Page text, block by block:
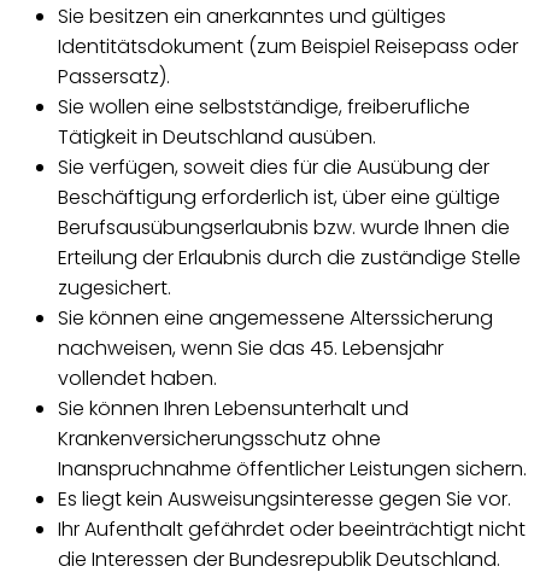
Sie besitzen ein anerkanntes und gültiges
Identitätsdokument (zum Beispiel Reisepass oder
Passersatz).
Sie wollen eine selbstständige, freiberufliche
Tätigkeit in Deutschland ausüben.
Sie verfügen, soweit dies für die Ausübung der
Beschäftigung erforderlich ist, über eine gültige
Berufsausübungserlaubnis bzw. wurde Ihnen die
Erteilung der Erlaubnis durch die zuständige Stelle
zugesichert.
Sie können eine angemessene Alterssicherung
nachweisen, wenn Sie das 45. Lebensjahr
vollendet haben.
Sie können Ihren Lebensunterhalt und
Krankenversicherungsschutz ohne
Inanspruchnahme öffentlicher Leistungen sichern.
Es liegt kein Ausweisungsinteresse gegen Sie vor.
Ihr Aufenthalt gefährdet oder beeinträchtigt nicht
die Interessen der Bundesrepublik Deutschland.